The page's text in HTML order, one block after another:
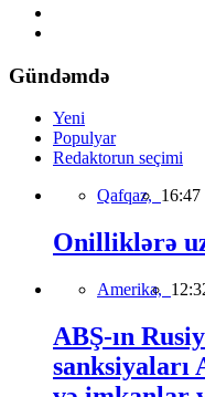
Gündəmdə
Yeni
Populyar
Redaktorun seçimi
Qafqaz, 16:47
Onilliklərə
Amerika,
ABŞ-ın
sanksiyaları